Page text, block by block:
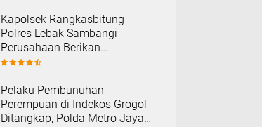
Kapolsek Rangkasbitung
Polres Lebak Sambangi
Perusahaan Berikan
Himbauan Cegah Kebakaran
Pelaku Pembunuhan
Perempuan di Indekos Grogol
Ditangkap, Polda Metro Jaya